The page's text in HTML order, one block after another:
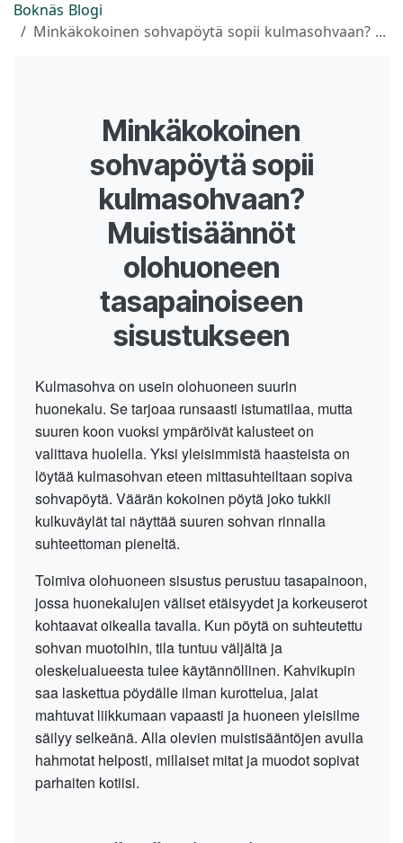
Boknäs Blogi
Minkäkokoinen sohvapöytä sopii kulmasohvaan? Muistisäännöt, jolla tasapainotat olohuoneen ilmeen
Minkäkokoinen
sohvapöytä sopii
kulmasohvaan?
Muistisäännöt
olohuoneen
tasapainoiseen
sisustukseen
Kulmasohva on usein olohuoneen suurin
huonekalu. Se tarjoaa runsaasti istumatilaa, mutta
suuren koon vuoksi ympäröivät kalusteet on
valittava huolella. Yksi yleisimmistä haasteista on
löytää kulmasohvan eteen mittasuhteiltaan sopiva
sohvapöytä. Väärän kokoinen pöytä joko tukkii
kulkuväylät tai näyttää suuren sohvan rinnalla
suhteettoman pieneltä.
Toimiva olohuoneen sisustus perustuu tasapainoon,
jossa huonekalujen väliset etäisyydet ja korkeuserot
kohtaavat oikealla tavalla. Kun pöytä on suhteutettu
sohvan muotoihin, tila tuntuu väljältä ja
oleskelualueesta tulee käytännöllinen. Kahvikupin
saa laskettua pöydälle ilman kurottelua, jalat
mahtuvat liikkumaan vapaasti ja huoneen yleisilme
säilyy selkeänä. Alla olevien muistisääntöjen avulla
hahmotat helposti, millaiset mitat ja muodot sopivat
parhaiten kotiisi.